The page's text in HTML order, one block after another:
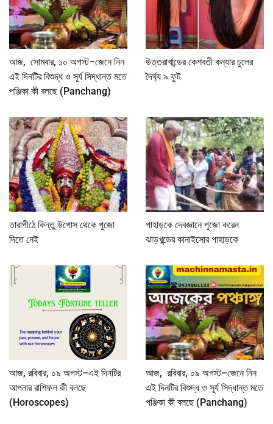
আজ, সোমবার, ১০ অগস্ট–জেনে নিন
এই দিনটির বিশুদ্ধ ও সূর্য সিদ্ধান্ত মতে
পঞ্জিকা কী বলছে (Panchang)
উত্তরাখান্ডের কেশবতী কন্যার চুলের
দৈর্ঘ্য ৯ ফুট
তারাপীঠে কিন্তু উপোস থেকে পুজো
দিতে নেই
পাহাড়কে দেবজ্ঞানে পুজো করেন
ঝাড়খন্ডের কানাইসোর পাহাড়কে
আজ, রবিবার, ০৯ অগস্ট–এই দিনটির
আপনার রাশিফল কী বলছে
(Horoscopes)
আজ, রবিবার, ০৯ অগস্ট–জেনে নিন
এই দিনটির বিশুদ্ধ ও সূর্য সিদ্ধান্ত মতে
পঞ্জিকা কী বলছে (Panchang)